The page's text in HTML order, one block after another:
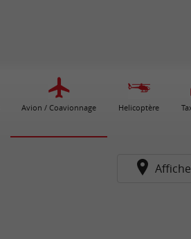
Avion / Coavionnage Helicoptère